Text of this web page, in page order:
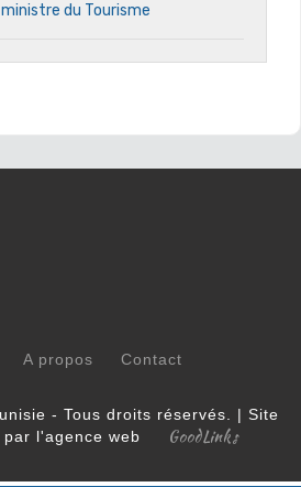
du Tourisme
A propos Contact
- Tous droits réservés. | Site
l'agence web
GoodLinks